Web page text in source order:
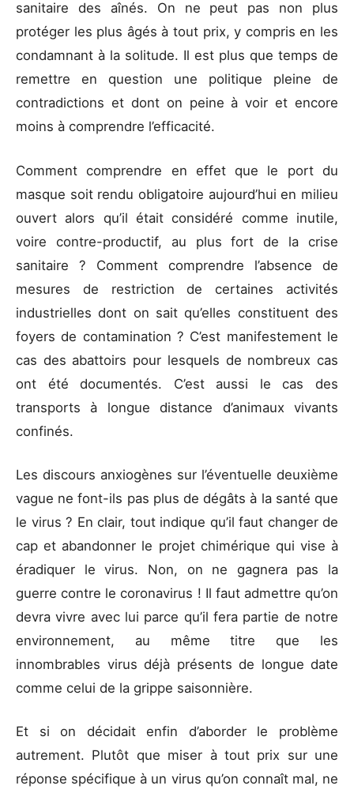
sanitaire des aînés. On ne peut pas non plus
protéger les plus âgés à tout prix, y compris en les
condamnant à la solitude. Il est plus que temps de
remettre en question une politique pleine de
contradictions et dont on peine à voir et encore
moins à comprendre l’efficacité.
Comment comprendre en effet que le port du
masque soit rendu obligatoire aujourd’hui en milieu
ouvert alors qu’il était considéré comme inutile,
voire contre-productif, au plus fort de la crise
sanitaire ? Comment comprendre l’absence de
mesures de restriction de certaines activités
industrielles dont on sait qu’elles constituent des
foyers de contamination ? C’est manifestement le
cas des abattoirs pour lesquels de nombreux cas
ont été documentés. C’est aussi le cas des
transports à longue distance d’animaux vivants
confinés.
Les discours anxiogènes sur l’éventuelle deuxième
vague ne font-ils pas plus de dégâts à la santé que
le virus ? En clair, tout indique qu’il faut changer de
cap et abandonner le projet chimérique qui vise à
éradiquer le virus. Non, on ne gagnera pas la
guerre contre le coronavirus ! Il faut admettre qu’on
devra vivre avec lui parce qu’il fera partie de notre
environnement, au même titre que les
innombrables virus déjà présents de longue date
comme celui de la grippe saisonnière.
Et si on décidait enfin d’aborder le problème
autrement. Plutôt que miser à tout prix sur une
réponse spécifique à un virus qu’on connaît mal, ne